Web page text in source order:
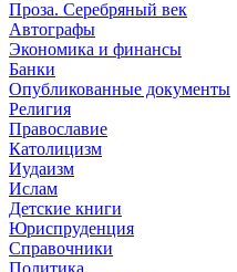
Проза. Серебряный век
Автографы
Экономика и финансы
Банки
Опубликованные документы
Религия
Православие
Католицизм
Иудаизм
Ислам
Детские книги
Юриспруденция
Справочники